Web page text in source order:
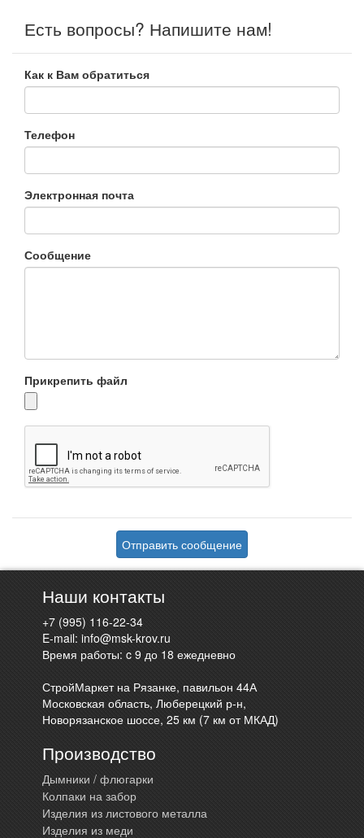
Есть вопросы? Напишите нам!
Как к Вам обратиться
Телефон
Электронная почта
Сообщение
Прикрепить файл
Отправить сообщение
Наши контакты
+7 (995) 116-22-34
E-mail:info@msk-krov.ru
Время работы: c 9 до 18 ежедневно
СтройМаркет на Рязанке, павильон 44А
Московская область, Люберецкий р-н,
Новорязанское шоссе, 25 км (7 км от МКАД)
Производство
Дымники / флюгарки
Колпаки на забор
Изделия из листового металла
Изделия из меди